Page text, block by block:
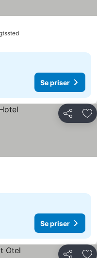
Se priser
Se priser
Del
Se priser